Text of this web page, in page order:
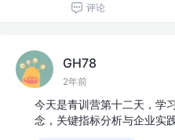
评论
GH78
2年前
今天是青训营第十二天，学
念，关键指标分析与企业实